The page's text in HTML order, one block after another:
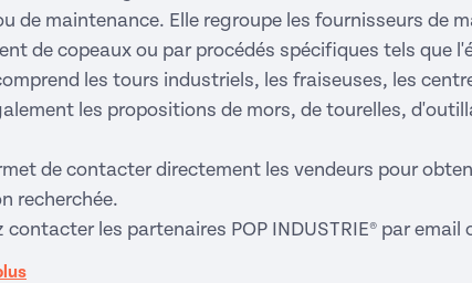
de maintenance. Elle regroupe les fournisseurs de
de copeaux ou par procédés spécifiques tels que
les tours industriels, les fraiseuses, les
les propositions de mors, de tourelles,
de contacter directement les vendeurs pour
recherchée.
contacter les partenaires POP INDUSTRIE® par email